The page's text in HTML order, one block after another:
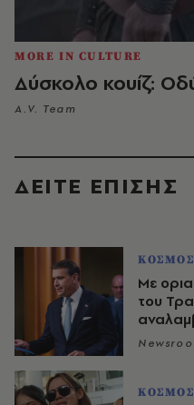
MORE IN CULTURE
Δύσκολο κουίζ:
A.V. Team
ΔΕΙΤΕ ΕΠΙΣΗΣ
ΚΟΣΜΟΣ
Με
του
ΚΟΣΜΟΣ